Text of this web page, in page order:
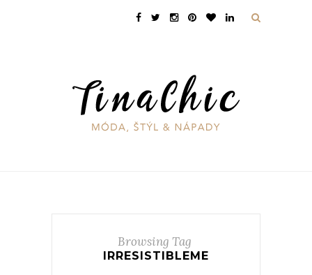
Browsing Tag
IRRESISTIBLEME